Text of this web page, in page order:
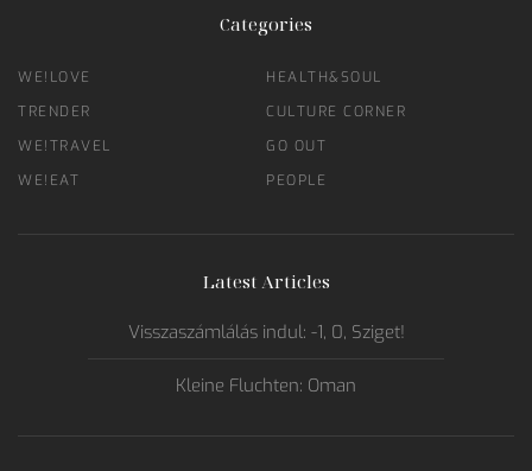
Categories
WE!LOVE
TRENDER
WE!TRAVEL
WE!EAT
HEALTH&SOUL
CULTURE CORNER
GO OUT
PEOPLE
Latest Articles
Visszaszámlálás indul: -1, 0, Sziget!
Kleine Fluchten: Oman